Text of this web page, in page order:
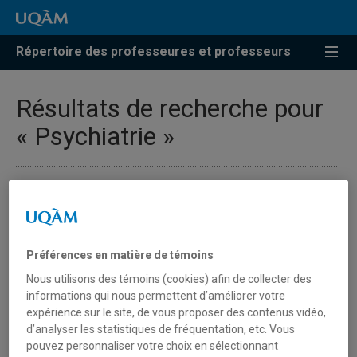
Répertoire des professeures et professeurs
Résultats de recherche pour
« Psychiatrie »
Corbiere, Marc
Psychiatrie sociale
Faucher, Luc
Préférences en matière de témoins
Nous utilisons des témoins (cookies) afin de collecter des
informations qui nous permettent d’améliorer votre
expérience sur le site, de vous proposer des contenus vidéo,
d’analyser les statistiques de fréquentation, etc. Vous
pouvez personnaliser votre choix en sélectionnant